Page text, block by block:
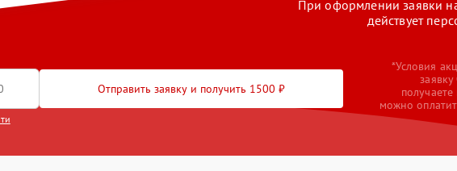
При оформлении заявки
действует
Отправить заявку и получить 1500 ₽
*Условия
можно